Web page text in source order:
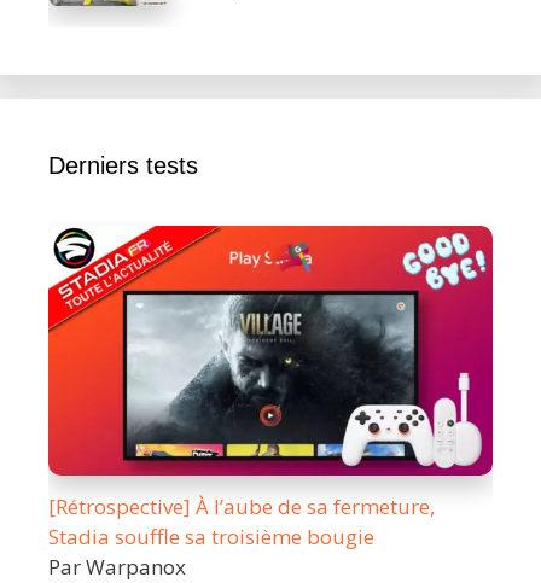
Derniers tests
[Rétrospective] À l’aube de sa fermeture,
Stadia souffle sa troisième bougie
Par Warpanox